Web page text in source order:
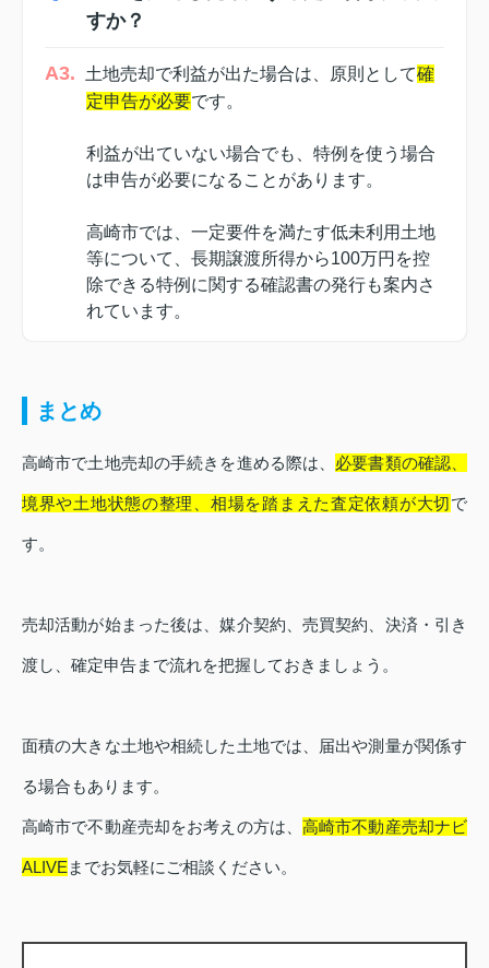
すか？
A3. 土地売却で利益が出た場合は、原則として確
定申告が必要です。
利益が出ていない場合でも、特例を使う場合
は申告が必要になることがあります。
高崎市では、一定要件を満たす低未利用土地
等について、長期譲渡所得から100万円を控
除できる特例に関する確認書の発行も案内さ
れています。
まとめ
高崎市で土地売却の手続きを進める際は、 必要書類の確認、
境界や土地状態の整理、相場を踏まえた査定依頼が大切で
す。
売却活動が始まった後は、媒介契約、売買契約、決済・引き
渡し、確定申告まで流れを把握しておきましょう。
面積の大きな土地や相続した土地では、届出や測量が関係す
る場合もあります。
高崎市で不動産売却をお考えの方は、 高崎市不動産売却ナビ
ALIVE までお気軽にご相談ください。